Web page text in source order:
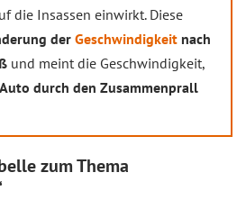
die Insassen einwirkt. Diese
derGeschwindigkeit nach
und meint die Geschwindigkeit,
durch den Zusammenprall
zum Thema